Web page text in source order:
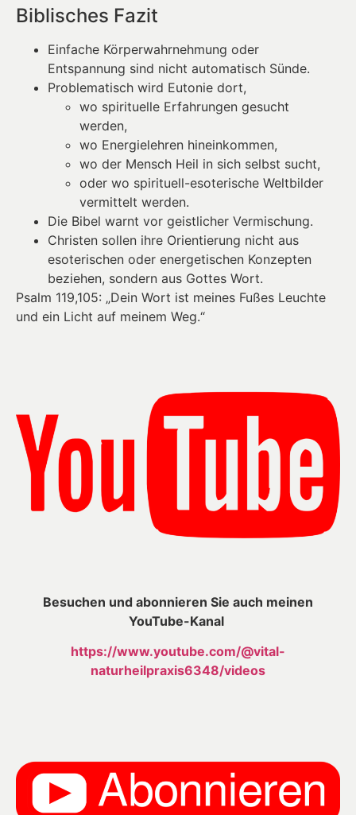
Biblisches Fazit
Einfache Körperwahrnehmung oder
Entspannung sind nicht automatisch Sünde.
Problematisch wird Eutonie dort,
wo spirituelle Erfahrungen gesucht
werden,
wo Energielehren hineinkommen,
wo der Mensch Heil in sich selbst sucht,
oder wo spirituell-esoterische Weltbilder
vermittelt werden.
Die Bibel warnt vor geistlicher Vermischung.
Christen sollen ihre Orientierung nicht aus
esoterischen oder energetischen Konzepten
beziehen, sondern aus Gottes Wort.
Psalm 119,105: „Dein Wort ist meines Fußes Leuchte
und ein Licht auf meinem Weg.“
Besuchen und abonnieren Sie auch meinen
YouTube-Kanal
https://www.youtube.com/@vital-
naturheilpraxis6348/videos